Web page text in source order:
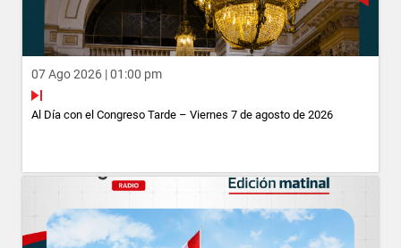
07 Ago 2026 | 01:00 pm
Al Día con el Congreso Tarde – Viernes 7 de agosto de 2026